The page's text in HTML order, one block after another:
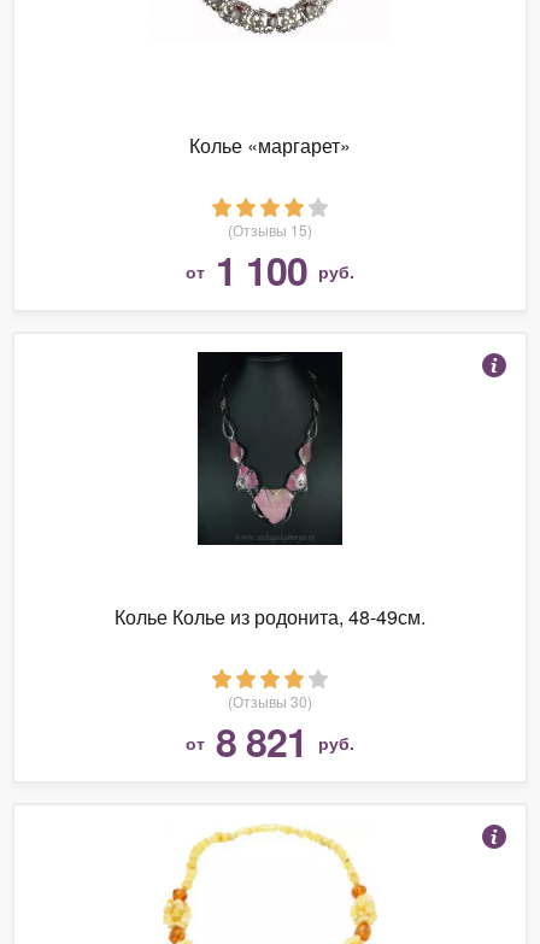
Колье «маргарет»
(Отзывы 15)
от 1 100 руб.
Колье Колье из родонита, 48-49см.
(Отзывы 30)
от 8 821 руб.